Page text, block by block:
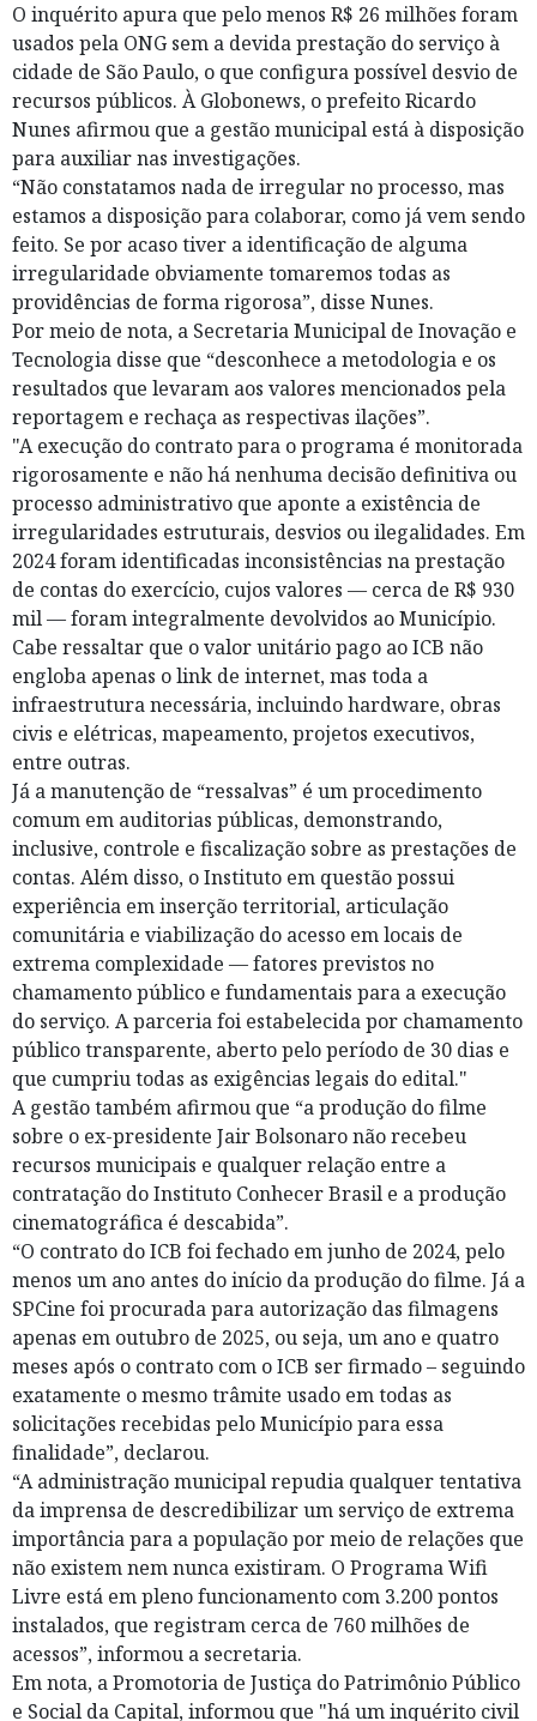
O inquérito apura que pelo menos R$ 26 milhões foram
usados pela ONG sem a devida prestação do serviço à
cidade de São Paulo, o que configura possível desvio de
recursos públicos. À Globonews, o prefeito Ricardo
Nunes afirmou que a gestão municipal está à disposição
para auxiliar nas investigações.
“Não constatamos nada de irregular no processo, mas
estamos a disposição para colaborar, como já vem sendo
feito. Se por acaso tiver a identificação de alguma
irregularidade obviamente tomaremos todas as
providências de forma rigorosa”, disse Nunes.
Por meio de nota, a Secretaria Municipal de Inovação e
Tecnologia disse que “desconhece a metodologia e os
resultados que levaram aos valores mencionados pela
reportagem e rechaça as respectivas ilações”.
"A execução do contrato para o programa é monitorada
rigorosamente e não há nenhuma decisão definitiva ou
processo administrativo que aponte a existência de
irregularidades estruturais, desvios ou ilegalidades. Em
2024 foram identificadas inconsistências na prestação
de contas do exercício, cujos valores — cerca de R$ 930
mil — foram integralmente devolvidos ao Município.
Cabe ressaltar que o valor unitário pago ao ICB não
engloba apenas o link de internet, mas toda a
infraestrutura necessária, incluindo hardware, obras
civis e elétricas, mapeamento, projetos executivos,
entre outras.
Já a manutenção de “ressalvas” é um procedimento
comum em auditorias públicas, demonstrando,
inclusive, controle e fiscalização sobre as prestações de
contas. Além disso, o Instituto em questão possui
experiência em inserção territorial, articulação
comunitária e viabilização do acesso em locais de
extrema complexidade — fatores previstos no
chamamento público e fundamentais para a execução
do serviço. A parceria foi estabelecida por chamamento
público transparente, aberto pelo período de 30 dias e
que cumpriu todas as exigências legais do edital."
A gestão também afirmou que “a produção do filme
sobre o ex-presidente Jair Bolsonaro não recebeu
recursos municipais e qualquer relação entre a
contratação do Instituto Conhecer Brasil e a produção
cinematográfica é descabida”.
“O contrato do ICB foi fechado em junho de 2024, pelo
menos um ano antes do início da produção do filme. Já a
SPCine foi procurada para autorização das filmagens
apenas em outubro de 2025, ou seja, um ano e quatro
meses após o contrato com o ICB ser firmado – seguindo
exatamente o mesmo trâmite usado em todas as
solicitações recebidas pelo Município para essa
finalidade”, declarou.
“A administração municipal repudia qualquer tentativa
da imprensa de descredibilizar um serviço de extrema
importância para a população por meio de relações que
não existem nem nunca existiram. O Programa Wifi
Livre está em pleno funcionamento com 3.200 pontos
instalados, que registram cerca de 760 milhões de
acessos”, informou a secretaria.
Em nota, a Promotoria de Justiça do Patrimônio Público
e Social da Capital, informou que "há um inquérito civil